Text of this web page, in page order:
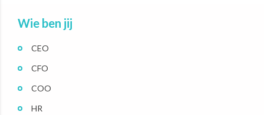
Wie ben jij
CEO
CFO
COO
HR